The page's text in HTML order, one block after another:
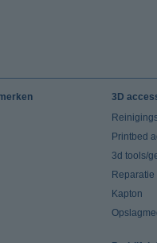
3D
Printbed
3d tools/
Reparatie
Kapton